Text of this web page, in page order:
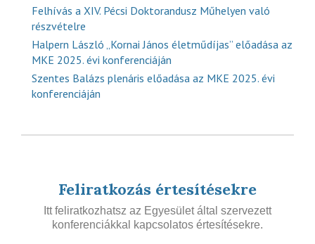
Felhívás a XIV. Pécsi Doktorandusz Műhelyen való
részvételre
Halpern László „Kornai János életműdíjas” előadása az
MKE 2025. évi konferenciáján
Szentes Balázs plenáris előadása az MKE 2025. évi
konferenciáján
Feliratkozás értesítésekre
Itt feliratkozhatsz az Egyesület által szervezett
konferenciákkal kapcsolatos értesítésekre.